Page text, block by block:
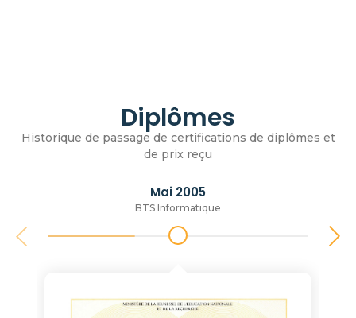
Diplômes
Historique de passage de certifications de diplômes et
de prix reçu
Mai 2005
BTS Informatique